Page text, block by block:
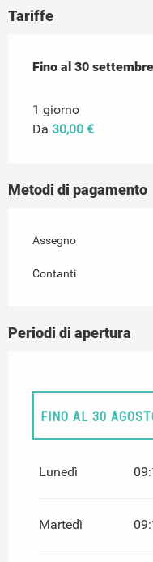
Tariffe
Dal1 giugno 2026al
Fino al 30
1 giorno
Da 30,00 €
Metodi di pagamento
Assegno
Contanti
Periodi di apertura
DAL 1 GIUGNO
FINO AL 30
Lunedì
Martedì